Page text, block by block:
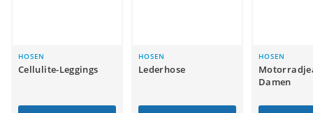
Gesundheitsschuhe
Service
HOSEN
Cellulite-Leggings
HOSEN
Lederhose
HOSEN
Damen